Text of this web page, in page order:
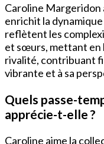
Caroline Margeridon
enrichit la
reflètent les
et sœurs, mettant en
rivalité, contribuant
vibrante et à sa
Quels passe-
apprécie-t-elle ?
Caroline aime la